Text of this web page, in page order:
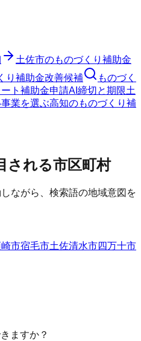
土佐市のものづくり補助金
り補助金改善候補
ものづく
ト 補助金申請AI 締切と期限土
業を選ぶ高知のものづくり補
される市区町村
ながら、検索語の地域意図を
市宿毛市土佐清水市四万十市
ますか？